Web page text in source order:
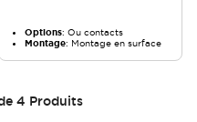
Options: Ou contacts
Montage: Montage en surface
4 Produits